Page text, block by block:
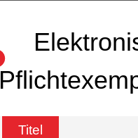
Titel